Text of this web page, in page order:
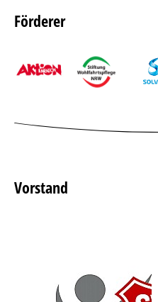
Förderer
Vorstand